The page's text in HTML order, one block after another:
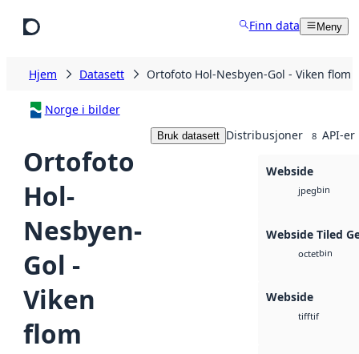
Finn data Meny
Hjem Datasett Ortofoto Hol-Nesbyen-Gol - Viken flom
Norge i bilder
Ortofoto
Hol-
Nesbyen-
Gol -
Viken
flom
Bruk datasett Distribusjoner 8 API-er
Webside
jpegbin
Webside Tiled
octetbin
Webside
tifftif